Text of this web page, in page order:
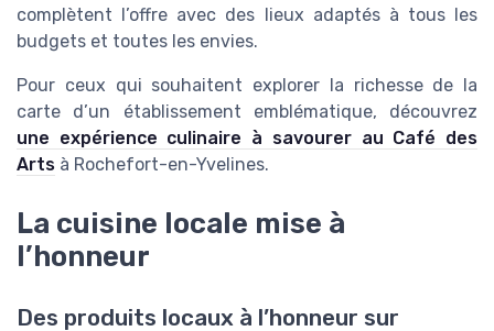
complètent l’offre avec des lieux adaptés à tous les
budgets et toutes les envies.
Pour ceux qui souhaitent explorer la richesse de la
carte d’un établissement emblématique, découvrez
une expérience culinaire à savourer au Café des
Arts à Rochefort-en-Yvelines.
La cuisine locale mise à
l’honneur
Des produits locaux à l’honneur sur